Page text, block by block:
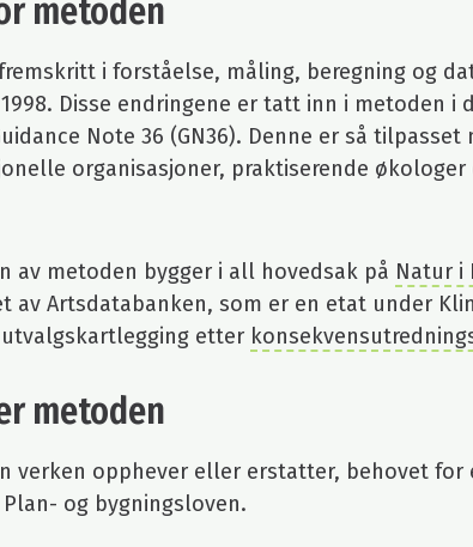
metoden
i forståelse, måling, beregning og
Disse endringene er tatt inn i metoden i
Note 36 (GN36). Denne er så
organisasjoner, praktiserende
av metoden bygger i all hovedsak på Natur i
av Artsdatabanken, som er en etat under
etter
metoden
verken opphever eller erstatter, behovet
og bygningsloven.